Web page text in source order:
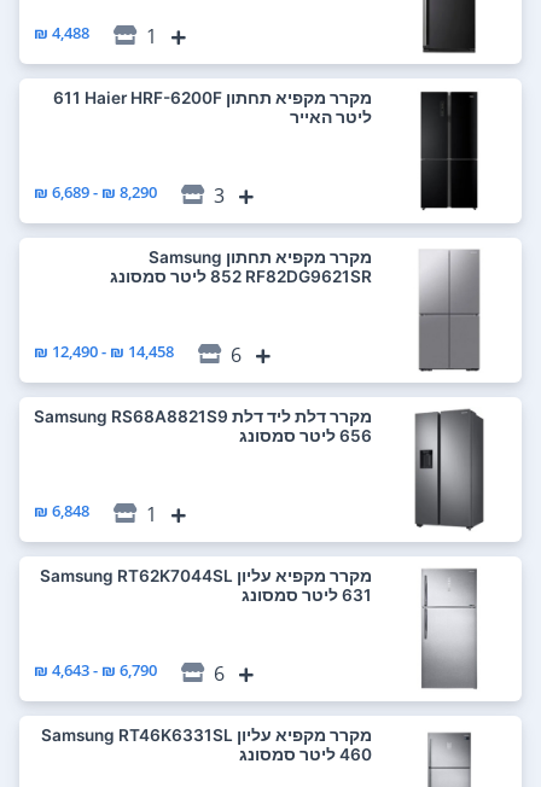
1
4,488 ₪
מקרר ‏מקפיא תחתון Haier HRF-6200F ‏611
‏ליטר האייר
3
8,290 ₪ - 6,689 ₪
מקרר ‏מקפיא תחתון Samsung
RF82DG9621SR ‏852 ‏ליטר סמסונג
6
14,458 ₪ - 12,490 ₪
מקרר ‏דלת ליד דלת Samsung RS68A8821S9
1
6,848 ₪
מקרר ‏מקפיא עליון Samsung RT62K7044SL
6
6,790 ₪ - 4,643 ₪
מקרר ‏מקפיא עליון Samsung RT46K6331SL